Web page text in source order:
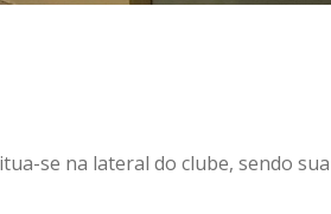
se na lateral do clube, sendo